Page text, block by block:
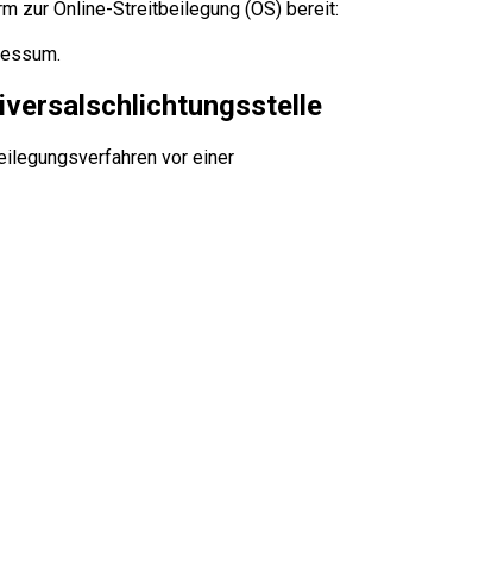
zur Online-Streitbeilegung (OS) bereit:
vor einer